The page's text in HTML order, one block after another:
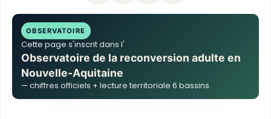
OBSERVATOIRE
Cette page s'inscrit dans l'
Observatoire de la reconversion adulte en
Nouvelle-Aquitaine
— chiffres officiels + lecture territoriale 6 bassins.